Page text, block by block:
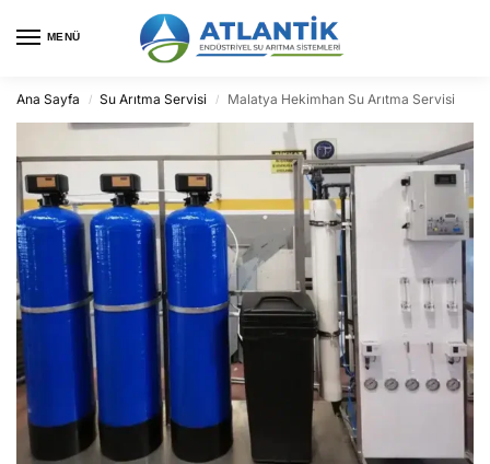
MENÜ
Ana Sayfa / Su Arıtma Servisi / Malatya Hekimhan Su Arıtma Servisi